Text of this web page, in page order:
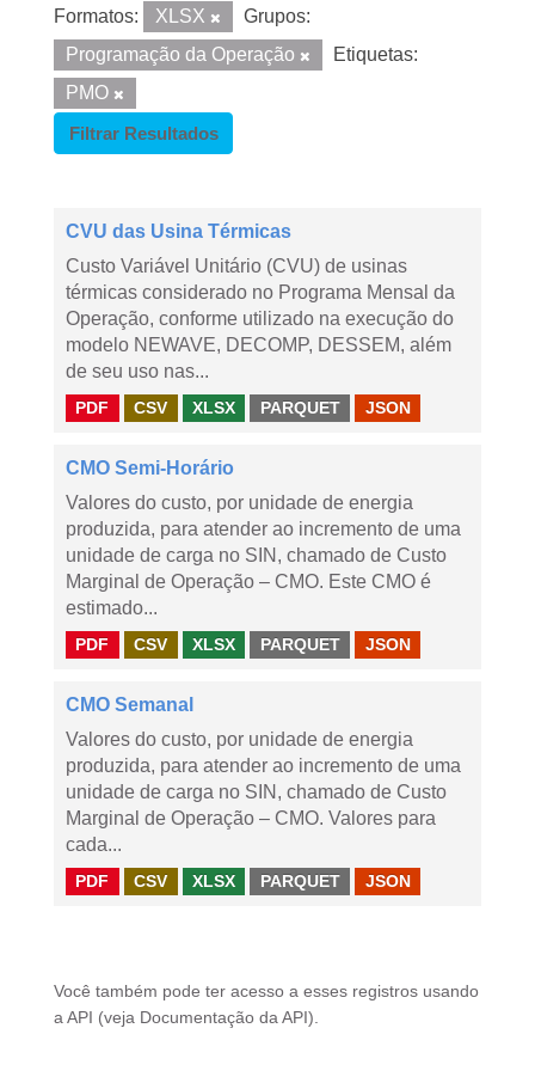
Formatos: XLSX
Grupos:
Programação da Operação
Etiquetas:
PMO
Filtrar Resultados
CVU das Usina Térmicas
Custo Variável Unitário (CVU) de usinas
térmicas considerado no Programa Mensal da
Operação, conforme utilizado na execução do
modelo NEWAVE, DECOMP, DESSEM, além
de seu uso nas...
PDF CSV XLSX PARQUET JSON
CMO Semi-Horário
Valores do custo, por unidade de energia
produzida, para atender ao incremento de uma
unidade de carga no SIN, chamado de Custo
Marginal de Operação – CMO. Este CMO é
estimado...
PDF CSV XLSX PARQUET JSON
CMO Semanal
Valores do custo, por unidade de energia
produzida, para atender ao incremento de uma
unidade de carga no SIN, chamado de Custo
Marginal de Operação – CMO. Valores para
cada...
PDF CSV XLSX PARQUET JSON
Você também pode ter acesso a esses registros usando
a API (veja Documentação da API ).